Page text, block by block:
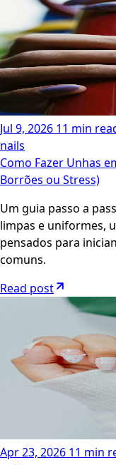
Jul 9, 2026 11 min
nails
Como Fazer Unhas
Borrões ou Stress)
Um guia passo a
limpas e uniformes,
pensados para
comuns.
Read post
Apr 23, 2026 11 min